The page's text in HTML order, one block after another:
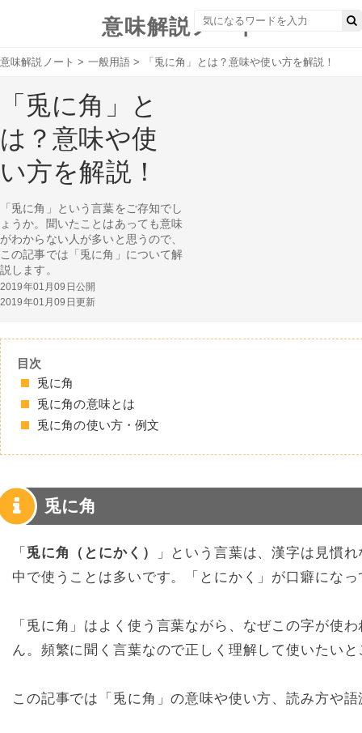
意味解説ノート
意味解説ノート > 一般用語 > 「兎に角」とは？意味や使い方を解説！
「兎に角」と
は？意味や使
い方を解説！
「兎に角」という言葉をご存知でし
ょうか。聞いたことはあっても意味
がわからない人が多いと思うので、
この記事では「兎に角」について解
説します。
2019年01月09日公開
2019年01月09日更新
目次
兎に角
兎に角の意味とは
兎に角の使い方・例文
兎に角
「 兎に角（とにかく）
」という言葉は、漢字は見慣
中で使うことは多いです。「とにかく」が口癖にな
「兎に角」はよく使う言葉ながら、なぜこの字が使
ん。頻繁に聞く言葉なので正しく理解して使いたい
この記事では「兎に角」の意味や使い方、読み方や